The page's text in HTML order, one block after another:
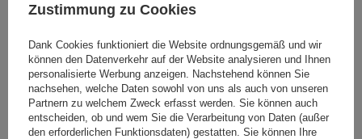
Zustimmung zu Cookies
Dank Cookies funktioniert die Website ordnungsgemäß und wir
können den Datenverkehr auf der Website analysieren und Ihnen
personalisierte Werbung anzeigen. Nachstehend können Sie
nachsehen, welche Daten sowohl von uns als auch von unseren
Partnern zu welchem Zweck erfasst werden. Sie können auch
entscheiden, ob und wem Sie die Verarbeitung von Daten (außer
den erforderlichen Funktionsdaten) gestatten. Sie können Ihre